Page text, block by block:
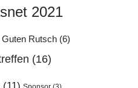
2021
Guten Rutsch (6)
(16)